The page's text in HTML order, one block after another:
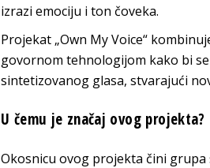
izrazi emociju i ton čoveka.
Projekat „Own My Voice“
govornom tehnologijom kako bi
sintetizovanog glasa, stvarajući
U čemu je značaj ovog projekta?
Okosnicu ovog projekta čini